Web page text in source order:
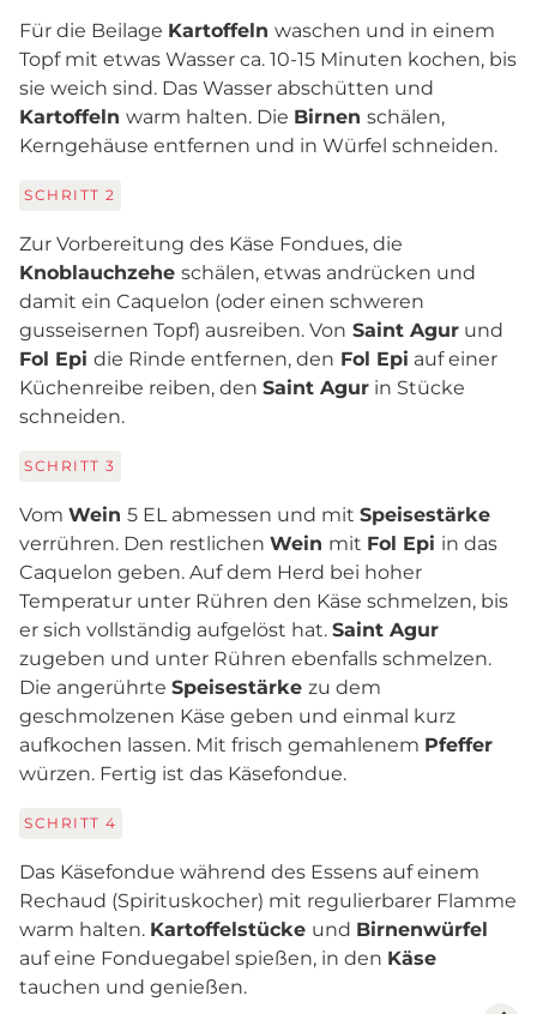
Für die Beilage Kartoffeln waschen und in einem
Topf mit etwas Wasser ca. 10-15 Minuten kochen, bis
sie weich sind. Das Wasser abschütten und
Kartoffeln warm halten. Die Birnen schälen,
Kerngehäuse entfernen und in Würfel schneiden.
SCHRITT 2
Zur Vorbereitung des Käse Fondues, die
Knoblauchzehe schälen, etwas andrücken und
damit ein Caquelon (oder einen schweren
gusseisernen Topf) ausreiben. Von Saint Agur und
Fol Epi die Rinde entfernen, den Fol Epi auf einer
Küchenreibe reiben, den Saint Agur in Stücke
schneiden.
SCHRITT 3
Vom Wein 5 EL abmessen und mit Speisestärke
verrühren. Den restlichen Wein mit Fol Epi in das
Caquelon geben. Auf dem Herd bei hoher
Temperatur unter Rühren den Käse schmelzen, bis
er sich vollständig aufgelöst hat. Saint Agur
zugeben und unter Rühren ebenfalls schmelzen.
Die angerührte Speisestärke zu dem
geschmolzenen Käse geben und einmal kurz
aufkochen lassen. Mit frisch gemahlenem Pfeffer
würzen. Fertig ist das Käsefondue.
SCHRITT 4
Das Käsefondue während des Essens auf einem
Rechaud (Spirituskocher) mit regulierbarer Flamme
warm halten. Kartoffelstücke und Birnenwürfel
auf eine Fonduegabel spießen, in den Käse
tauchen und genießen.